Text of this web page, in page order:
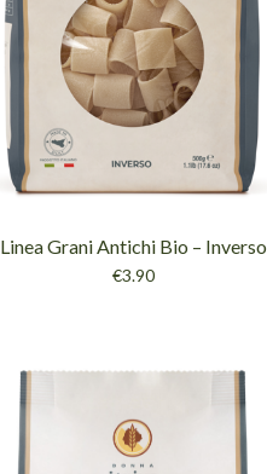
Linea Grani Antichi Bio – Inverso
€3.90